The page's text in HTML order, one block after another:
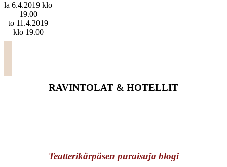
la 6.4.2019 klo
19.00
to 11.4.2019
klo 19.00
RAVINTOLAT & HOTELLIT
Teatterikärpäsen puraisuja blogi